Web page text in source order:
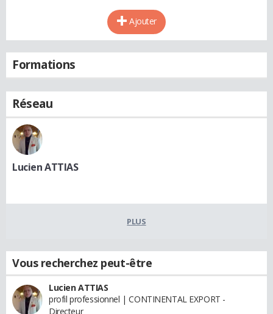
Ajouter
Formations
Réseau
Lucien ATTIAS
PLUS
Vous recherchez peut-être
Lucien ATTIAS
profil professionnel | CONTINENTAL EXPORT -
Directeur